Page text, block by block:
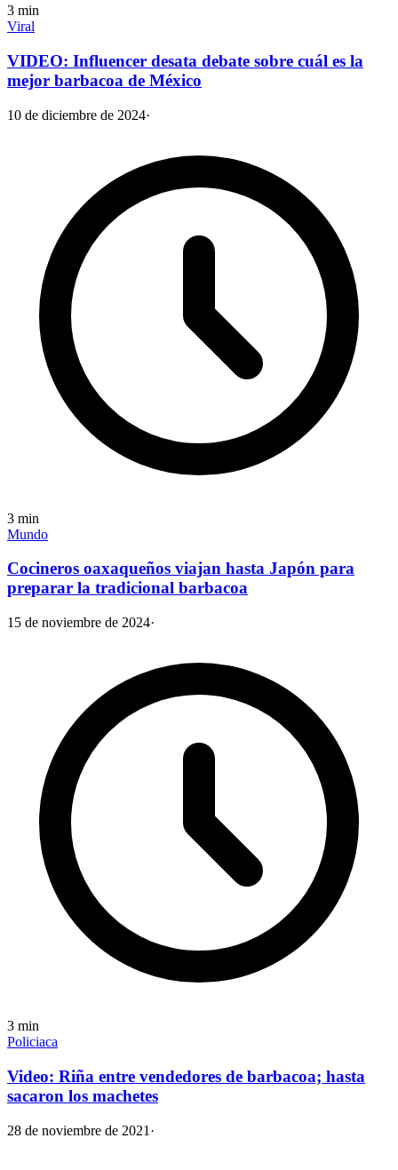
3 min
Viral
VIDEO: Influencer desata debate sobre cuál es la
mejor barbacoa de México
10 de diciembre de 2024·
3 min
Mundo
Cocineros oaxaqueños viajan hasta Japón para
preparar la tradicional barbacoa
15 de noviembre de 2024·
3 min
Policiaca
Video: Riña entre vendedores de barbacoa; hasta
sacaron los machetes
28 de noviembre de 2021 ·